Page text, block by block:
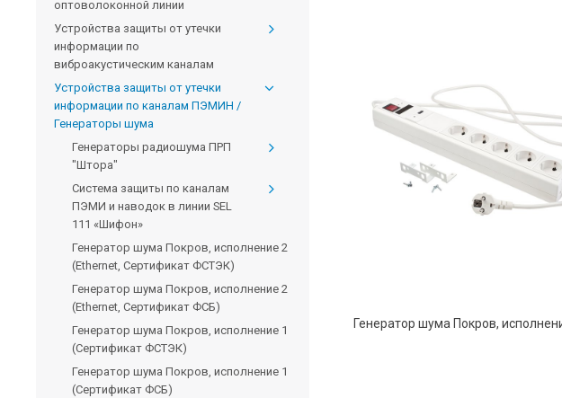
оптоволоконной линии
Устройства защиты от утечки
информации по
виброакустическим каналам
Устройства защиты от утечки
информации по каналам ПЭМИН /
Генераторы шума
Генераторы радиошума ПРП
"Штора"
Система защиты по каналам
ПЭМИ и наводок в линии SEL
111 «Шифон»
Генератор шума Покров, исполнение 2
(Ethernet, Сертификат ФСТЭК)
Генератор шума Покров, исполнение 2
(Ethernet, Сертификат ФСБ)
Генератор шума Покров, исполнение 1
(Сертификат ФСТЭК)
Генератор шума Покров, исполнение 1
(Сертификат ФСБ)